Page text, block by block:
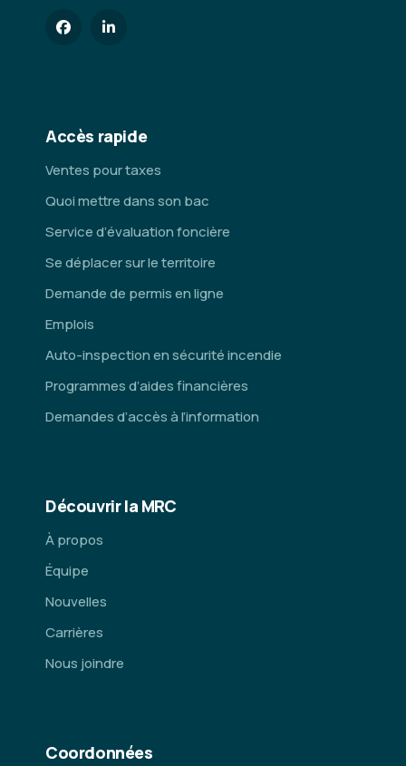
Accès rapide
Ventes pour taxes
Quoi mettre dans son bac
Service d’évaluation foncière
Se déplacer sur le territoire
Demande de permis en ligne
Emplois
Auto-inspection en sécurité incendie
Programmes d’aides financières
Demandes d’accès à l’information
Découvrir la MRC
À propos
Équipe
Nouvelles
Carrières
Nous joindre
Coordonnées